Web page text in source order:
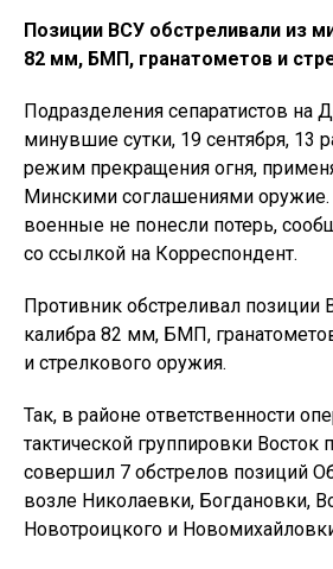
Позиции ВСУ обстреливали из
82 мм, БМП, гранатометов и
Подразделения сепаратистов на
минувшие сутки, 19 сентября, 13
режим прекращения огня,
Минскими соглашениями оружие.
военные не понесли потерь,
со ссылкой на Корреспондент.
Противник обстреливал позиции
калибра 82 мм, БМП,
и стрелкового оружия.
Так, в районе ответственности
тактической группировки Восток
совершил 7 обстрелов позиций
возле Николаевки, Богдановки,
Новотроицкого и